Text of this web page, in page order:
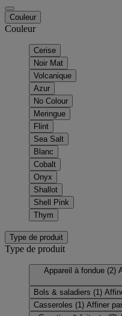
Couleur
Couleur
Cerise
Noir Mat
Volcanique
Azur
No Colour
Meringue
Flint
Sea Salt
Blanc
Cobalt
Onyx
Shallot
Shell Pink
Thym
Type de produit
Type de produit
Appareil à fondue (2)
Bols & saladiers (1)
Casseroles (1) Affiner